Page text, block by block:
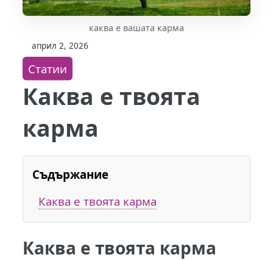
каква е вашата карма
април 2, 2026
Статии
Каква е твоята
карма
Съдържание
Каква е твоята карма
Каква е твоята карма